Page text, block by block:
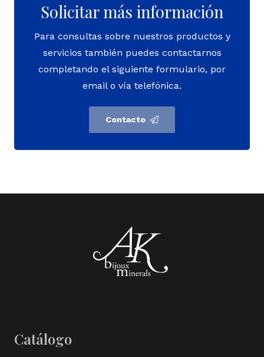
Solicitar más información
Para consultas sobre nuestros productos y
servicios también puedes contactarnos
completando el siguiente formulario, por
email o vía telefónica.
Contacto
Catálogo